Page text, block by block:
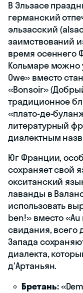
В Эльзасе
германский
эльзасский
заимствований
время осеннего
Кольмаре можно
Owe» вместо
«Bonsoir»
традиционное
«плато-де-
литературный
диалектным
Юг Франции,
сохраняет свой
окситанский
лаванды в
использовать
ben!» вместо
свидания, всего
Запада
диалекта,
д'Артаньян.
Бретань: